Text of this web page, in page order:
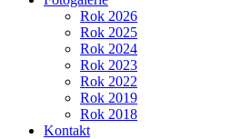
Rok 2026
Rok 2025
Rok 2024
Rok 2023
Rok 2022
Rok 2019
Rok 2018
Kontakt